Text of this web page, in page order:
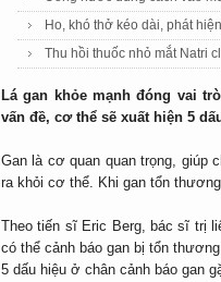
Ho, khó thở kéo dài, phát
Thu hồi thuốc nhỏ mắt Natri
Lá gan khỏe mạnh đóng vai
vấn đề, cơ thể sẽ xuất hiện 5
Gan là cơ quan quan trọng, giúp
ra khỏi cơ thể. Khi gan tổn
Theo tiến sĩ Eric Berg, bác sĩ trị
có thể cảnh báo gan bị tổn
5 dấu hiệu ở chân cảnh báo gan